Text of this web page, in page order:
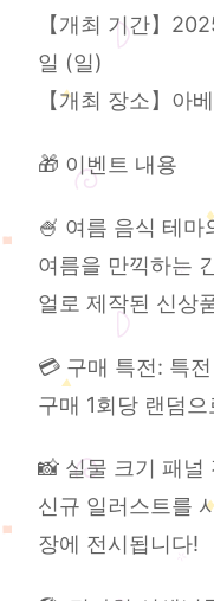
【개최 기간】
일 (일)
【개최 장소】아
🎁 이벤트 내용
🍧 여름 음식 테마
여름을 만끽하는
얼로 제작된 신상
💳 구매 특전: 특
구매 1회당 랜덤으
📸 실물 크기 패널
신규 일러스트를
장에 전시됩니다!